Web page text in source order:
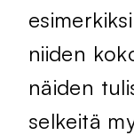
niiden
näiden
selkeitä